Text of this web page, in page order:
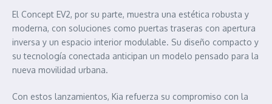
El Concept EV2, por su parte, muestra una estética robusta y
moderna, con soluciones como puertas traseras con apertura
inversa y un espacio interior modulable. Su diseño compacto y
su tecnología conectada anticipan un modelo pensado para la
nueva movilidad urbana.
Con estos lanzamientos, Kia refuerza su compromiso con la